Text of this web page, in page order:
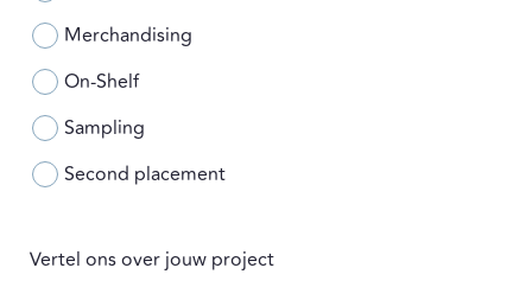
Merchandising
On-Shelf
Sampling
Second placement
Vertel ons over jouw project